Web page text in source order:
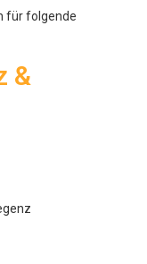
für folgende
&